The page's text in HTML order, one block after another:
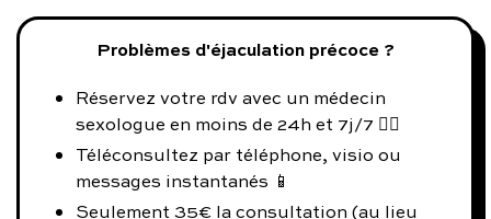
Problèmes d'éjaculation précoce ?
Réservez votre rdv avec un médecin
sexologue en moins de 24h et 7j/7 👨‍⚕️
Téléconsultez par téléphone, visio ou
messages instantanés 📱
Seulement 35€ la consultation (au lieu